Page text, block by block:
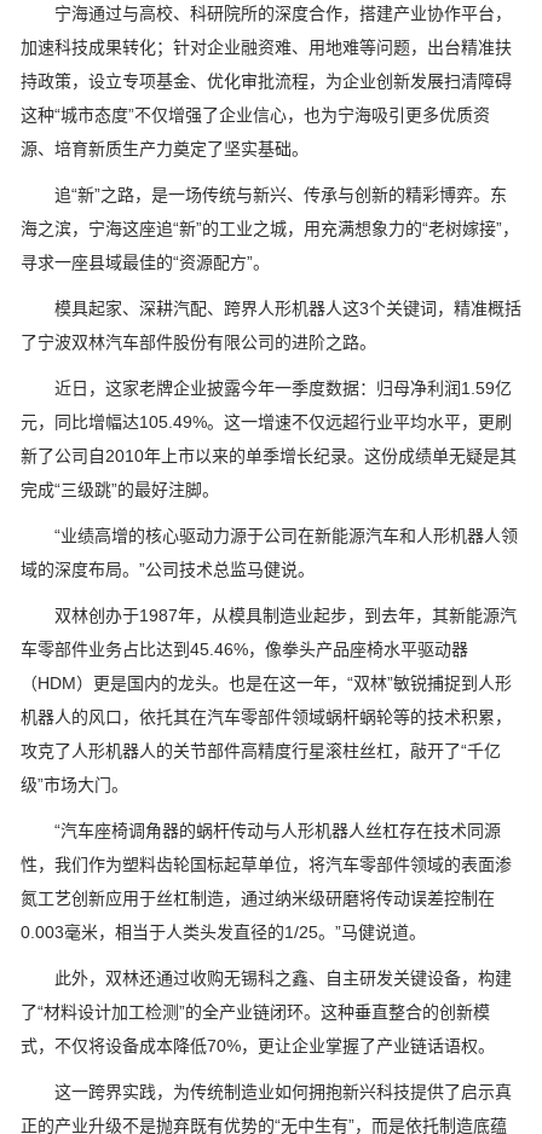
宁海通过与高校、科研院所的深度合作，搭建产业协作平台，
加速科技成果转化；针对企业融资难、用地难等问题，出台精准扶
持政策，设立专项基金、优化审批流程，为企业创新发展扫清障碍
这种“城市态度”不仅增强了企业信心，也为宁海吸引更多优质资
源、培育新质生产力奠定了坚实基础。
追“新”之路，是一场传统与新兴、传承与创新的精彩博弈。东
海之滨，宁海这座追“新”的工业之城，用充满想象力的“老树嫁接”，
寻求一座县域最佳的“资源配方”。
模具起家、深耕汽配、跨界人形机器人这3个关键词，精准概括
了宁波双林汽车部件股份有限公司的进阶之路。
近日，这家老牌企业披露今年一季度数据：归母净利润1.59亿
元，同比增幅达105.49%。这一增速不仅远超行业平均水平，更刷
新了公司自2010年上市以来的单季增长纪录。这份成绩单无疑是其
完成“三级跳”的最好注脚。
“业绩高增的核心驱动力源于公司在新能源汽车和人形机器人领
域的深度布局。”公司技术总监马健说。
双林创办于1987年，从模具制造业起步，到去年，其新能源汽
车零部件业务占比达到45.46%，像拳头产品座椅水平驱动器
（HDM）更是国内的龙头。也是在这一年，“双林”敏锐捕捉到人形
机器人的风口，依托其在汽车零部件领域蜗杆蜗轮等的技术积累，
攻克了人形机器人的关节部件高精度行星滚柱丝杠，敲开了“千亿
级”市场大门。
“汽车座椅调角器的蜗杆传动与人形机器人丝杠存在技术同源
性，我们作为塑料齿轮国标起草单位，将汽车零部件领域的表面渗
氮工艺创新应用于丝杠制造，通过纳米级研磨将传动误差控制在
0.003毫米，相当于人类头发直径的1/25。”马健说道。
此外，双林还通过收购无锡科之鑫、自主研发关键设备，构建
了“材料设计加工检测”的全产业链闭环。这种垂直整合的创新模
式，不仅将设备成本降低70%，更让企业掌握了产业链话语权。
这一跨界实践，为传统制造业如何拥抱新兴科技提供了启示真
正的产业升级不是抛弃既有优势的“无中生有”，而是依托制造底蕴